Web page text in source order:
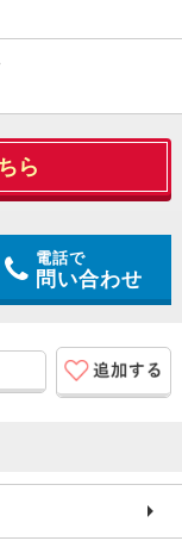
ら
電話で
問い合わせ